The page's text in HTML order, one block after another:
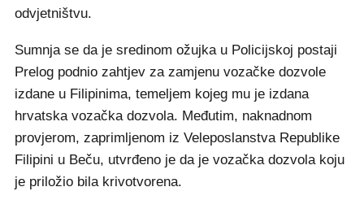
odvjetništvu.
Sumnja se da je sredinom ožujka u Policijskoj postaji
Prelog podnio zahtjev za zamjenu vozačke dozvole
izdane u Filipinima, temeljem kojeg mu je izdana
hrvatska vozačka dozvola. Međutim, naknadnom
provjerom, zaprimljenom iz Veleposlanstva Republike
Filipini u Beču, utvrđeno je da je vozačka dozvola koju
je priložio bila krivotvorena.